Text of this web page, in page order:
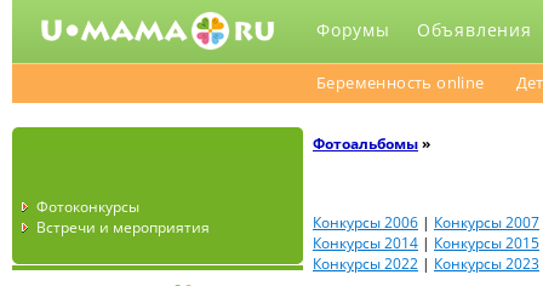
Форумы Объявления
Беременность online
Фотоконкурсы
Встречи и мероприятия
Фотоальбомы»
Конкурсы 2006 | Конкурсы 2007
Конкурсы 2014 | Конкурсы 2015
Конкурсы 2022 | Конкурсы 2023